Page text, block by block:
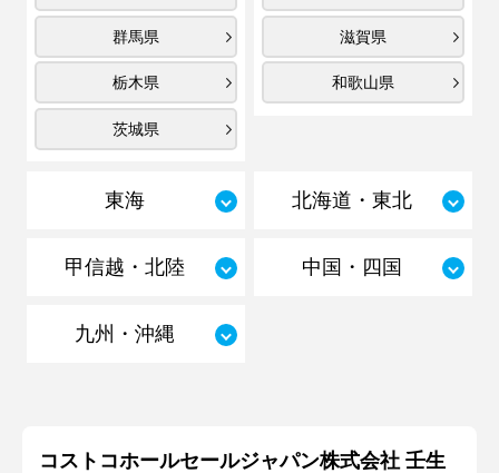
群馬県
栃木県
茨城県
滋賀県
和歌山県
東海 北海道・東北
甲信越・北陸 中国・四国
九州・沖縄
コストコホールセールジャパン株式会社 壬生